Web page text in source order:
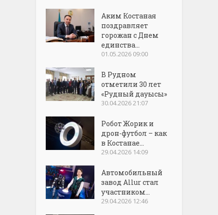
Аким Костаная
поздравляет
горожан с Днем
единства...
01.05.2026 09:00
В Рудном
отметили 30 лет
«Рудный дауысы»
30.04.2026 21:07
Робот Жорик и
дрон-футбол – как
в Костанае...
29.04.2026 14:09
Автомобильный
завод Allur стал
участником...
29.04.2026 12:46